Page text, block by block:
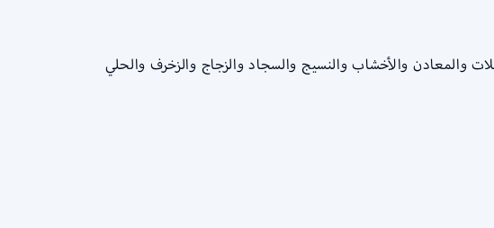
والأخشاب والنسيج والسجاد والزجاج والزخرف والحلي